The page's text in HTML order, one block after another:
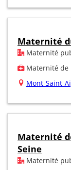
Maternité
Maternité
Maternité de
Mont-Saint-
Maternité
Seine
Maternité